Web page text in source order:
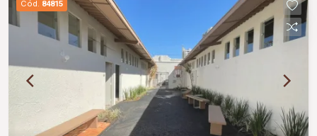
maior comodidade e acessibilidade * Energia
solar atendendo as 3 suítes, proporcionando
mais economia e eficiência energética
Cód. 84815